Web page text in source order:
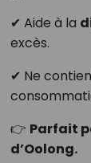
✔ Aide à la
excès.
✔ Ne
👉 Parfait
d’Oolong.